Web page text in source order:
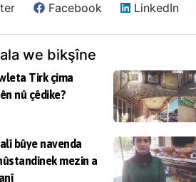
Facebook LinkedIn
we bikşîne
Tirk çima
nû çêdike?
bûye navenda
mezin a